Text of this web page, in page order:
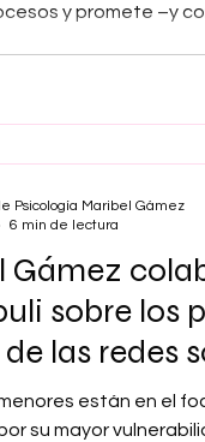
y promete –y
del
Gámez
sobre los
las redes
están en el
su mayor
Psicología Maribel Gámez
6 min de lectura